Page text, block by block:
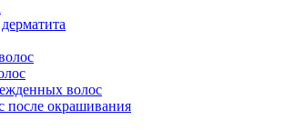
волос
после окрашивания